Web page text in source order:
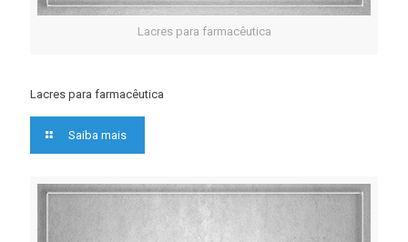
Lacres para farmacêutica
Lacres para farmacêutica
Saiba mais